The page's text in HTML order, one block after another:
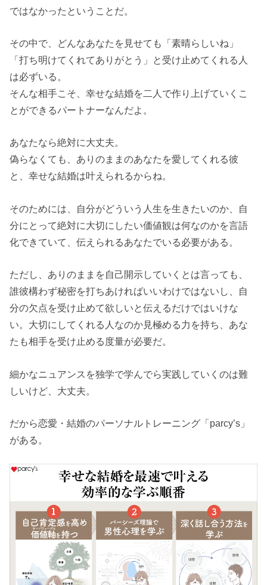
ではなかったということだ。
その中で、どんなあなたを見せても「素晴らしいね」
「打ち明けてくれてありがとう」と受け止めてくれる人
は必ずいる。
そんな相手こそ、幸せな結婚を二人で作り上げていくこ
とができるパートナーなんだよ。
あなたなら絶対に大丈夫。
偽らなくても、ありのままのあなたを愛してくれる彼
と、幸せな結婚は叶えられるからね。
そのためには、自分がどういう人生を生きたいのか、自
分にとって絶対に大切にしたい価値観は何なのかを言語
化できていて、伝えられるあなたでいる必要がある。
ただし、ありのままを自己開示していくとは言っても、
誰彼構わず秘密を打ちあければいいわけではないし、自
分の欠点を受け止めて欲しいと伝えるだけではいけな
い。大切にしてくれる人なのか見極める力を持ち、あな
たも相手を受け止める度量が必要だ。
細かなニュアンスを独学で学んでら実践していくのは難
しいけど、大丈夫。
だから恋愛・結婚のパーソナルトレーニング「parcy’s」
がある。